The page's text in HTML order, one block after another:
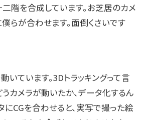
階を合成しています。お芝居のカメ
らが合わせます。面倒くさいです
いています。3Dトラッキングって言
うカメラが動いたか、データ化するん
にCGを合わせると、実写で撮った絵